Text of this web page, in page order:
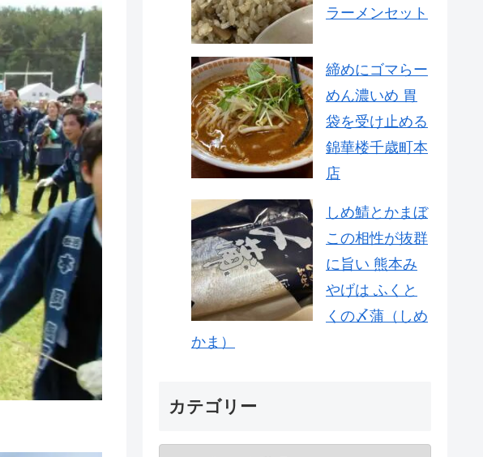
ラーメンセット
締めにゴマらー
めん濃いめ 胃
袋を受け止める
錦華楼千歳町本
店
しめ鯖とかまぼ
この相性が抜群
に旨い 熊本み
やげは ふくと
くの〆蒲（しめ
かま）
カテゴリー